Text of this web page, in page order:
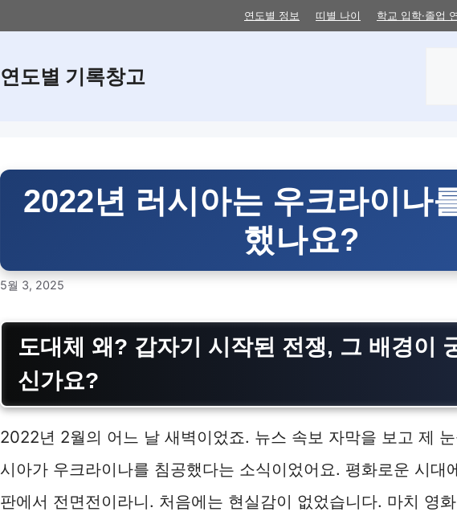
연도별 정보 띠별 나이 학교 입학·졸업
연도별 기록창고
2022년 러시아는 우크라이나
했나요?
5월 3, 2025
도대체 왜? 갑자기 시작된 전쟁, 그 배경이
신가요?
2022년 2월의 어느 날 새벽이었죠. 뉴스 속보 자막을 보고 제
시아가 우크라이나를 침공했다는 소식이었어요. 평화로운 시대
판에서 전면전이라니. 처음에는 현실감이 없었습니다. 마치 영